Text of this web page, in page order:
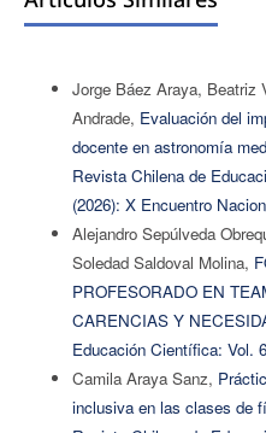
Jorge Báez Araya, Beatriz
Andrade, Evaluación del
docente en astronomía
Revista Chilena de
(2026): X Encuentro
Alejandro Sepúlveda
Soledad Saldoval Molina,
PROFESORADO EN
CARENCIAS Y
Educación Científica: Vol.
Camila Araya Sanz,
inclusiva en las clases de